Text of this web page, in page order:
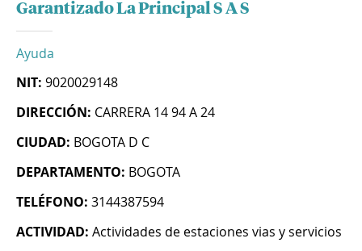
Garantizado La Principal S A S
Ayuda
NIT: 9020029148
DIRECCIÓN: CARRERA 14 94 A 24
CIUDAD: BOGOTA D C
DEPARTAMENTO: BOGOTA
TELÉFONO: 3144387594
ACTIVIDAD: Actividades de estaciones vias y servicios